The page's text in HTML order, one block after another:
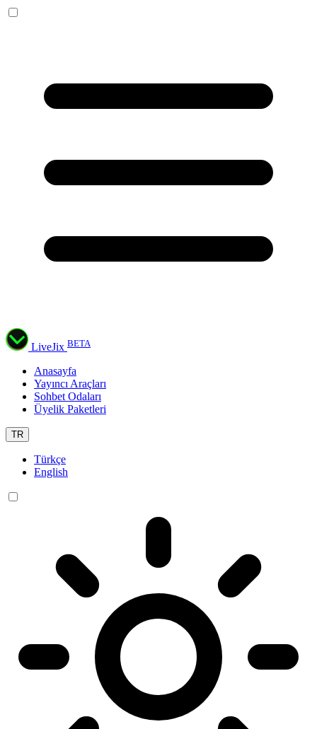
LiveJix BETA
Anasayfa
Yayıncı Araçları
Sohbet Odaları
Üyelik Paketleri
TR
Türkçe
English